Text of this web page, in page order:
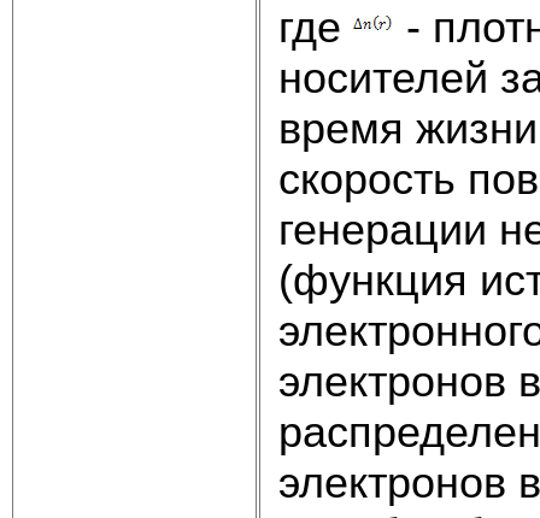
где
-
носителей
время
скорость
генерации
(функция
электронов
электронов